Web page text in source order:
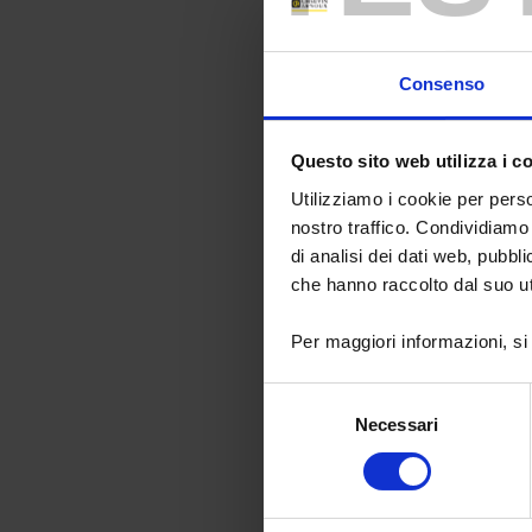
Consenso
Questo sito web utilizza i
Utilizziamo i cookie per
nostro traffico.
di analisi dei dati web,
che hanno raccolto dal suo
Per maggiori informazioni,
Necessari
Les
des
Par exemple,
De plus, l’IA
instruments,
peut
être utile
dans les